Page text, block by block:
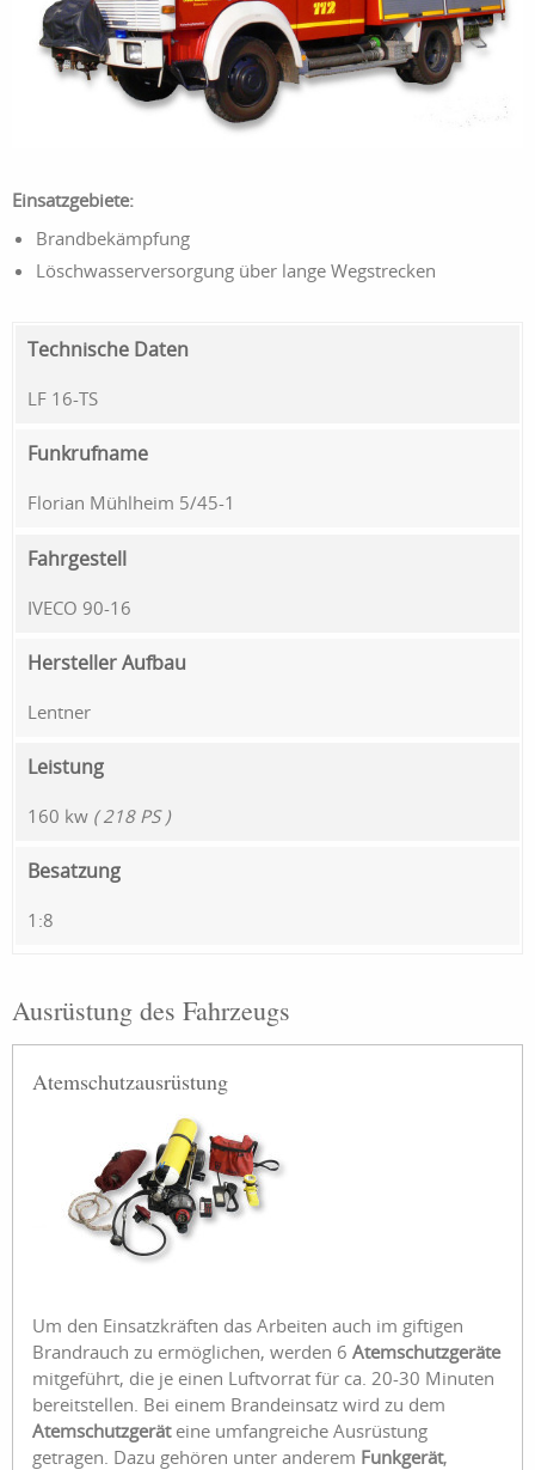
Einsatzgebiete:
Brandbekämpfung
Löschwasserversorgung über lange Wegstrecken
Technische Daten
LF 16-TS
Funkrufname
Florian Mühlheim 5/45-1
Fahrgestell
IVECO 90-16
Hersteller Aufbau
Lentner
Leistung
160 kw ( 218 PS )
Besatzung
1:8
Ausrüstung des Fahrzeugs
Atemschutzausrüstung
Um den Einsatzkräften das Arbeiten auch im giftigen
Brandrauch zu ermöglichen, werden 6 Atemschutzgeräte
mitgeführt, die je einen Luftvorrat für ca. 20-30 Minuten
bereitstellen. Bei einem Brandeinsatz wird zu dem
Atemschutzgeräteine umfangreiche Ausrüstung
getragen. Dazu gehören unter anderem Funkgerät,